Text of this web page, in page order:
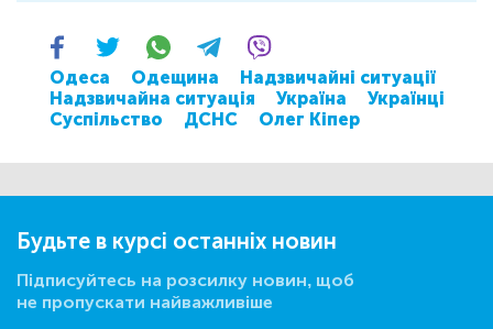
Одеса Одещина
Надзвичайні ситуації
Надзвичайна ситуація
Україна
Українці
Суспільство
ДСНС Олег Кіпер
Будьте в курсі останніх новин
Підписуйтесь на розсилку новин, щоб
не пропускати найважливіше